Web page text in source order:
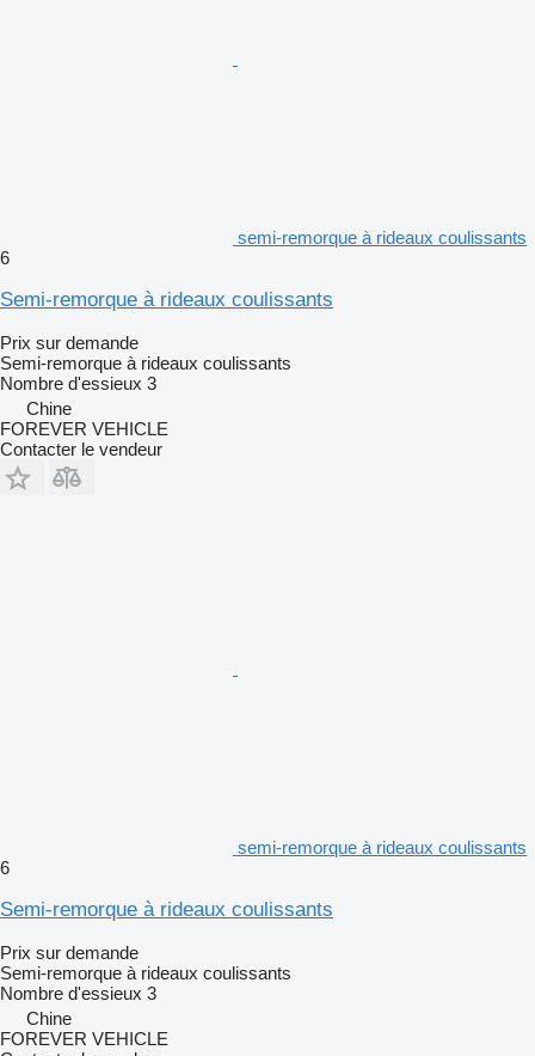
semi-remorque à rideaux coulissants
6
Semi-remorque à rideaux coulissants
Prix sur demande
Semi-remorque à rideaux coulissants
Nombre d'essieux 3
Chine
FOREVER VEHICLE
Contacter le vendeur
semi-remorque à rideaux coulissants
6
Semi-remorque à rideaux coulissants
Prix sur demande
Semi-remorque à rideaux coulissants
Nombre d'essieux 3
Chine
FOREVER VEHICLE